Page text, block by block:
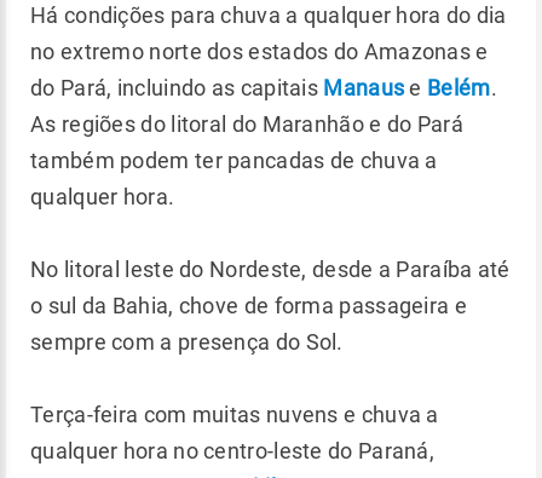
Há condições para chuva a qualquer hora do dia
no extremo norte dos estados do Amazonas e
do Pará, incluindo as capitais Manause Belém.
As regiões do litoral do Maranhão e do Pará
também podem ter pancadas de chuva a
qualquer hora.
No litoral leste do Nordeste, desde a Paraíba até
o sul da Bahia, chove de forma passageira e
sempre com a presença do Sol.
Terça-feira com muitas nuvens e chuva a
qualquer hora no centro-leste do Paraná,